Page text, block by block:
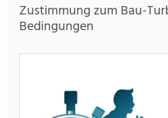
Zustimmung zum Bau-
Bedingungen